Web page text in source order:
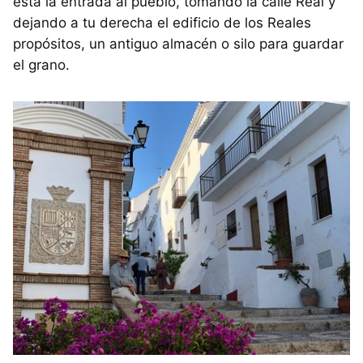
dejando a tu derecha el edificio de los Reales
propósitos, un antiguo almacén o silo para guardar
el grano.